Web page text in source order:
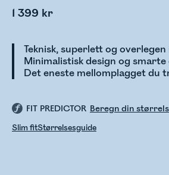
1 399 kr
Teknisk, superlett og
Minimalistisk design og smarte
Det eneste mellomplagget du
FIT PREDICTOR Beregn din
Slim fitStørrelsesguide